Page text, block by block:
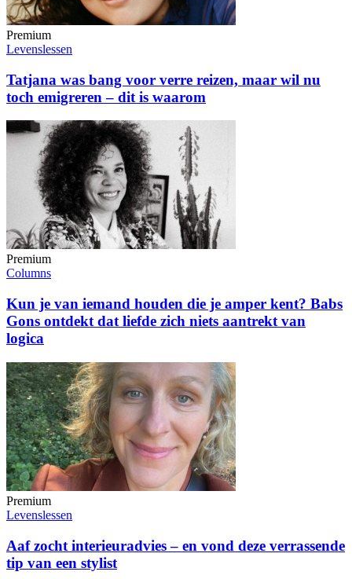
Premium
Levenslessen
Tatjana was bang voor verre reizen, maar wil nu
toch emigreren – dit is waarom
Premium
Columns
Kun je van iemand houden die je amper kent? Babs
Gons ontdekt dat liefde zich niets aantrekt van
logica
Premium
Levenslessen
Aaf zocht interieuradvies – en vond deze verrassende
tip van een stylist